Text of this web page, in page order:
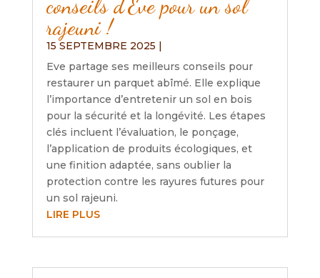
conseils d’Eve pour un sol
rajeuni !
15 SEPTEMBRE 2025
Eve partage ses meilleurs conseils pour
restaurer un parquet abîmé. Elle explique
l’importance d’entretenir un sol en bois
pour la sécurité et la longévité. Les étapes
clés incluent l’évaluation, le ponçage,
l’application de produits écologiques, et
une finition adaptée, sans oublier la
protection contre les rayures futures pour
un sol rajeuni.
LIRE PLUS